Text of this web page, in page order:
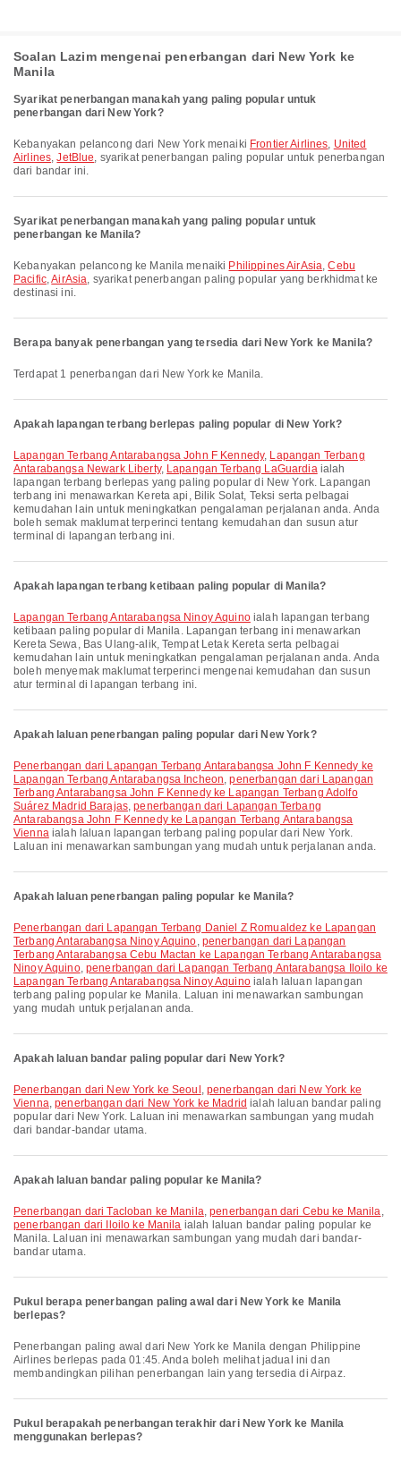
Soalan Lazim mengenai penerbangan dari New York ke
Manila
Syarikat penerbangan manakah yang paling popular untuk
penerbangan dari New York?
Kebanyakan pelancong dari New York menaiki Frontier Airlines, United
Airlines,JetBlue, syarikat penerbangan paling popular untuk penerbangan
dari bandar ini.
Syarikat penerbangan manakah yang paling popular untuk
penerbangan ke Manila?
Kebanyakan pelancong ke Manila menaiki Philippines AirAsia,Cebu
Pacific,AirAsia, syarikat penerbangan paling popular yang berkhidmat ke
destinasi ini.
Berapa banyak penerbangan yang tersedia dari New York ke Manila?
Terdapat 1 penerbangan dari New York ke Manila.
Apakah lapangan terbang berlepas paling popular di New York?
Lapangan Terbang Antarabangsa John F Kennedy, Lapangan Terbang
Antarabangsa Newark Liberty, Lapangan Terbang LaGuardiaialah
lapangan terbang berlepas yang paling popular di New York. Lapangan
terbang ini menawarkan Kereta api, Bilik Solat, Teksi serta pelbagai
kemudahan lain untuk meningkatkan pengalaman perjalanan anda. Anda
boleh semak maklumat terperinci tentang kemudahan dan susun atur
terminal di lapangan terbang ini.
Apakah lapangan terbang ketibaan paling popular di Manila?
Lapangan Terbang Antarabangsa Ninoy Aquinoialah lapangan terbang
ketibaan paling popular di Manila. Lapangan terbang ini menawarkan
Kereta Sewa, Bas Ulang-alik, Tempat Letak Kereta serta pelbagai
kemudahan lain untuk meningkatkan pengalaman perjalanan anda. Anda
boleh menyemak maklumat terperinci mengenai kemudahan dan susun
atur terminal di lapangan terbang ini.
Apakah laluan penerbangan paling popular dari New York?
penerbangan dari Lapangan Terbang Antarabangsa John F Kennedy ke
Lapangan Terbang Antarabangsa Incheon,penerbangan dari Lapangan
Terbang Antarabangsa John F Kennedy ke Lapangan Terbang Adolfo
Suárez Madrid Barajas,penerbangan dari Lapangan Terbang
Antarabangsa John F Kennedy ke Lapangan Terbang Antarabangsa
Viennaialah laluan lapangan terbang paling popular dari New York.
Laluan ini menawarkan sambungan yang mudah untuk perjalanan anda.
Apakah laluan penerbangan paling popular ke Manila?
penerbangan dari Lapangan Terbang Daniel Z Romualdez ke Lapangan
Terbang Antarabangsa Ninoy Aquino, penerbangan dari Lapangan
Terbang Antarabangsa Cebu Mactan ke Lapangan Terbang Antarabangsa
Ninoy Aquino, penerbangan dari Lapangan Terbang Antarabangsa Iloilo ke
Lapangan Terbang Antarabangsa Ninoy Aquinoialah laluan lapangan
terbang paling popular ke Manila. Laluan ini menawarkan sambungan
yang mudah untuk perjalanan anda.
Apakah laluan bandar paling popular dari New York?
penerbangan dari New York ke Seoul ,penerbangan dari New York ke
Vienna,penerbangan dari New York ke Madrid ialah laluan bandar paling
popular dari New York. Laluan ini menawarkan sambungan yang mudah
dari bandar-bandar utama.
Apakah laluan bandar paling popular ke Manila?
penerbangan dari Tacloban ke Manila,penerbangan dari Cebu ke Manila,
penerbangan dari Iloilo ke Manila ialah laluan bandar paling popular ke
Manila. Laluan ini menawarkan sambungan yang mudah dari bandar-
bandar utama.
Pukul berapa penerbangan paling awal dari New York ke Manila
berlepas?
Penerbangan paling awal dari New York ke Manila dengan Philippine
Airlines berlepas pada 01:45. Anda boleh melihat jadual ini dan
membandingkan pilihan penerbangan lain yang tersedia di Airpaz.
Pukul berapakah penerbangan terakhir dari New York ke Manila
menggunakan berlepas?